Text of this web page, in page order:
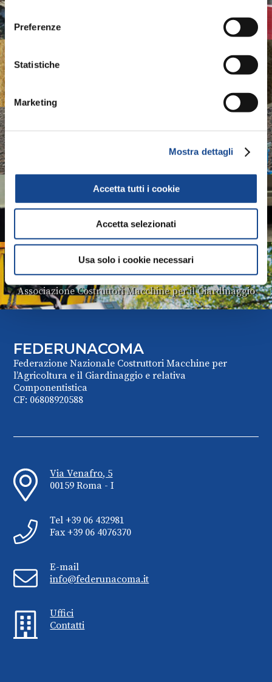
consenso
Preferenze
Statistiche
Marketing
Mostra dettagli
Accetta tutti i cookie
Accetta selezionati
Usa solo i cookie necessari
ASSOTRATTORI
Associazione Costruttori Trattori
COMACOMP
Associazione Costruttori Componentisti
COMAGARDEN
Associazione Costruttori Macchine per il Giardinaggio
FEDERUNACOMA
Federazione Nazionale Costruttori Macchine per
l’Agricoltura e il Giardinaggio e relativa
Componentistica
CF: 06808920588
Via Venafro, 5
00159 Roma - I
Tel +39 06 432981
Fax +39 06 4076370
E-mail
info@federunacoma.it
Uffici
Contatti